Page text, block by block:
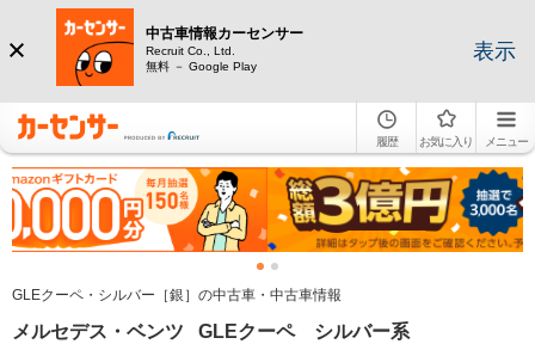
中古車情報カーセンサー
Recruit Co., Ltd.
無料 － Google Play
表示
履歴 お気に入り メニュー
GLEクーペ・シルバー［銀］の中古車・中古車情報
メルセデス・ベンツ GLEクーペ シルバー系